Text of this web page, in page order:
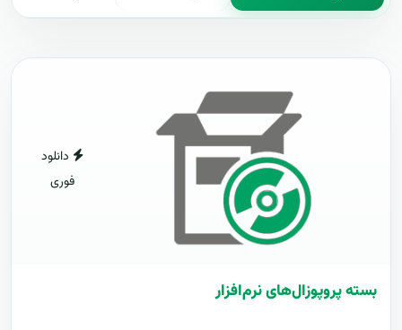
دانلود
فوری
بسته پروپوزال‌های نرم‌افزار